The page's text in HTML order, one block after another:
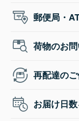
郵便局・
荷物のお
再配達の
お届け日